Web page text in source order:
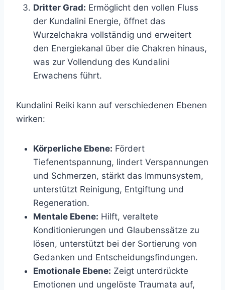
Dritter Grad: Ermöglicht den vollen Fluss
der Kundalini Energie, öffnet das
Wurzelchakra vollständig und erweitert
den Energiekanal über die Chakren hinaus,
was zur Vollendung des Kundalini
Erwachens führt.
Kundalini Reiki kann auf verschiedenen Ebenen
wirken:
Körperliche Ebene: Fördert
Tiefenentspannung, lindert Verspannungen
und Schmerzen, stärkt das Immunsystem,
unterstützt Reinigung, Entgiftung und
Regeneration.
Mentale Ebene: Hilft, veraltete
Konditionierungen und Glaubenssätze zu
lösen, unterstützt bei der Sortierung von
Gedanken und Entscheidungsfindungen.
Emotionale Ebene: Zeigt unterdrückte
Emotionen und ungelöste Traumata auf,